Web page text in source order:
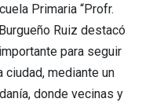
Primaria “Profr.
Ruiz destacó
para seguir
ciudad, mediante un
donde vecinas y